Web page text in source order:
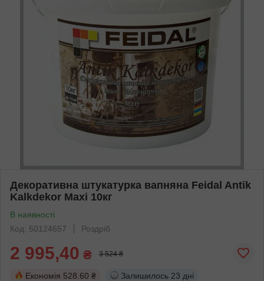
Декоративна штукатурка вапняна Feidal Antik
Kalkdekor Maxi 10кг
В наявності
Код: 50124657
Роздріб
2 995,40 ₴ 3 524 ₴
Економія 528.60 ₴ Залишилось 23 дні